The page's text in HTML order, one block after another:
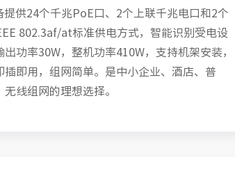
供24个千兆PoE口、2个上联千兆电口和2个
802.3af/at标准供电方式，智能识别受电设
功率30W，整机功率410W，支持机架安装，
插即用，组网简单。是中小企业、酒店、普
线组网的理想选择。